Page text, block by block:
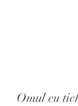
Omul cu